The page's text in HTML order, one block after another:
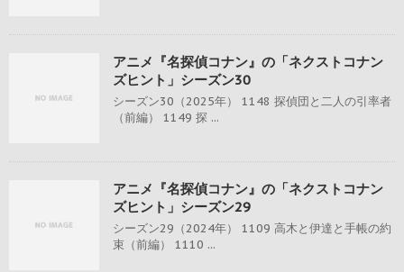
アニメ『名探偵コナン』の「ネクストコナン
ズヒント」シーズン30
シーズン30（2025年） 1148 探偵団と二人の引率者
（前編） 1149 探 ...
アニメ『名探偵コナン』の「ネクストコナン
ズヒント」シーズン29
シーズン29（2024年） 1109 高木と伊達と手帳の約
束（前編） 1110 ...